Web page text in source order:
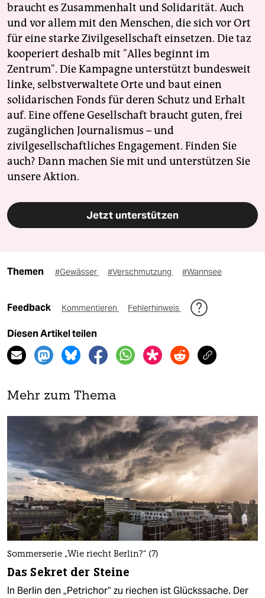
braucht es Zusammenhalt und Solidarität. Auch
und vor allem mit den Menschen, die sich vor Ort
für eine starke Zivilgesellschaft einsetzen. Die taz
kooperiert deshalb mit "Alles beginnt im
Zentrum". Die Kampagne unterstützt bundesweit
linke, selbstverwaltete Orte und baut einen
solidarischen Fonds für deren Schutz und Erhalt
auf. Eine offene Gesellschaft braucht guten, frei
zugänglichen Journalismus – und
zivilgesellschaftliches Engagement. Finden Sie
auch? Dann machen Sie mit und unterstützen Sie
unsere Aktion.
Jetzt unterstützen
Themen #Gewässer #Verschmutzung #Wannsee
Feedback Kommentieren Fehlerhinweis
Diesen Artikel teilen
Mehr zum Thema
Sommerserie „Wie riecht Berlin?“ (7)
Das Sekret der Steine
In Berlin den „Petrichor“ zu riechen ist Glückssache. Der